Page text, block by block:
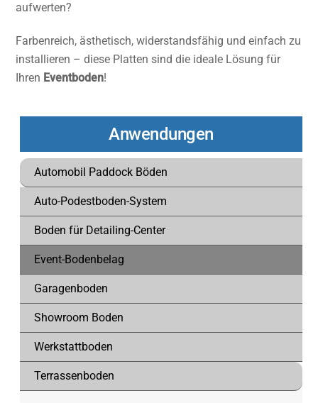
aufwerten?
Farbenreich, ästhetisch, widerstandsfähig und einfach zu
installieren – diese Platten sind die ideale Lösung für
Ihren Eventboden!
Anwendungen
Automobil Paddock Böden
Auto-Podestboden-System
Boden für Detailing-Center
Event-Bodenbelag
Garagenboden
Showroom Boden
Werkstattboden
Terrassenboden